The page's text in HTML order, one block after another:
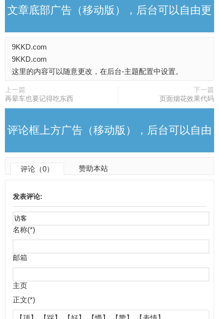
文章底部广告（移动版），后台可以自由更
9KKD.com
9KKD.com
这里的内容可以随意更改，在后台-主题配置中设置。
上一篇
再晕车也要记得吃东西
下一篇
页面烟花效果代码
评论框上方广告（移动版），后台可以自由
更改
评论（0） 赞助本站
发表评论:
名称(*)
邮箱
主页
正文(*)